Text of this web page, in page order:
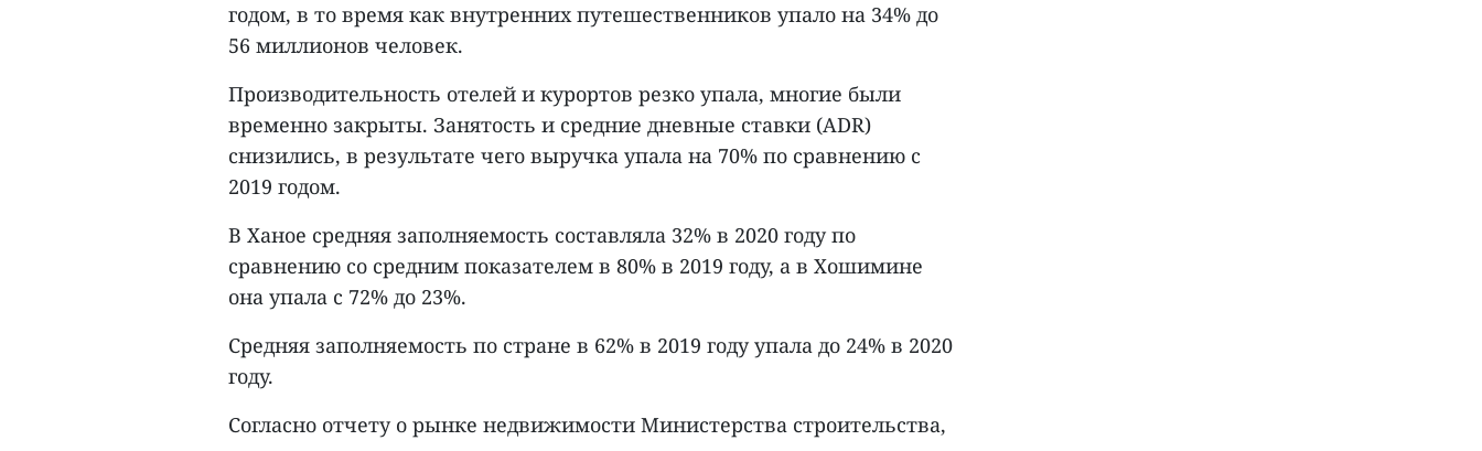
годом, в то время как внутренних путешественников упало на 34% до
56 миллионов человек.
Производительность отелей и курортов резко упала, многие были
временно закрыты. Занятость и средние дневные ставки (ADR)
снизились, в результате чего выручка упала на 70% по сравнению с
2019 годом.
В Ханое средняя заполняемость составляла 32% в 2020 году по
сравнению со средним показателем в 80% в 2019 году, а в Хошимине
она упала с 72% до 23%.
Средняя заполняемость по стране в 62% в 2019 году упала до 24% в 2020
году.
Согласно отчету о рынке недвижимости Министерства строительства,